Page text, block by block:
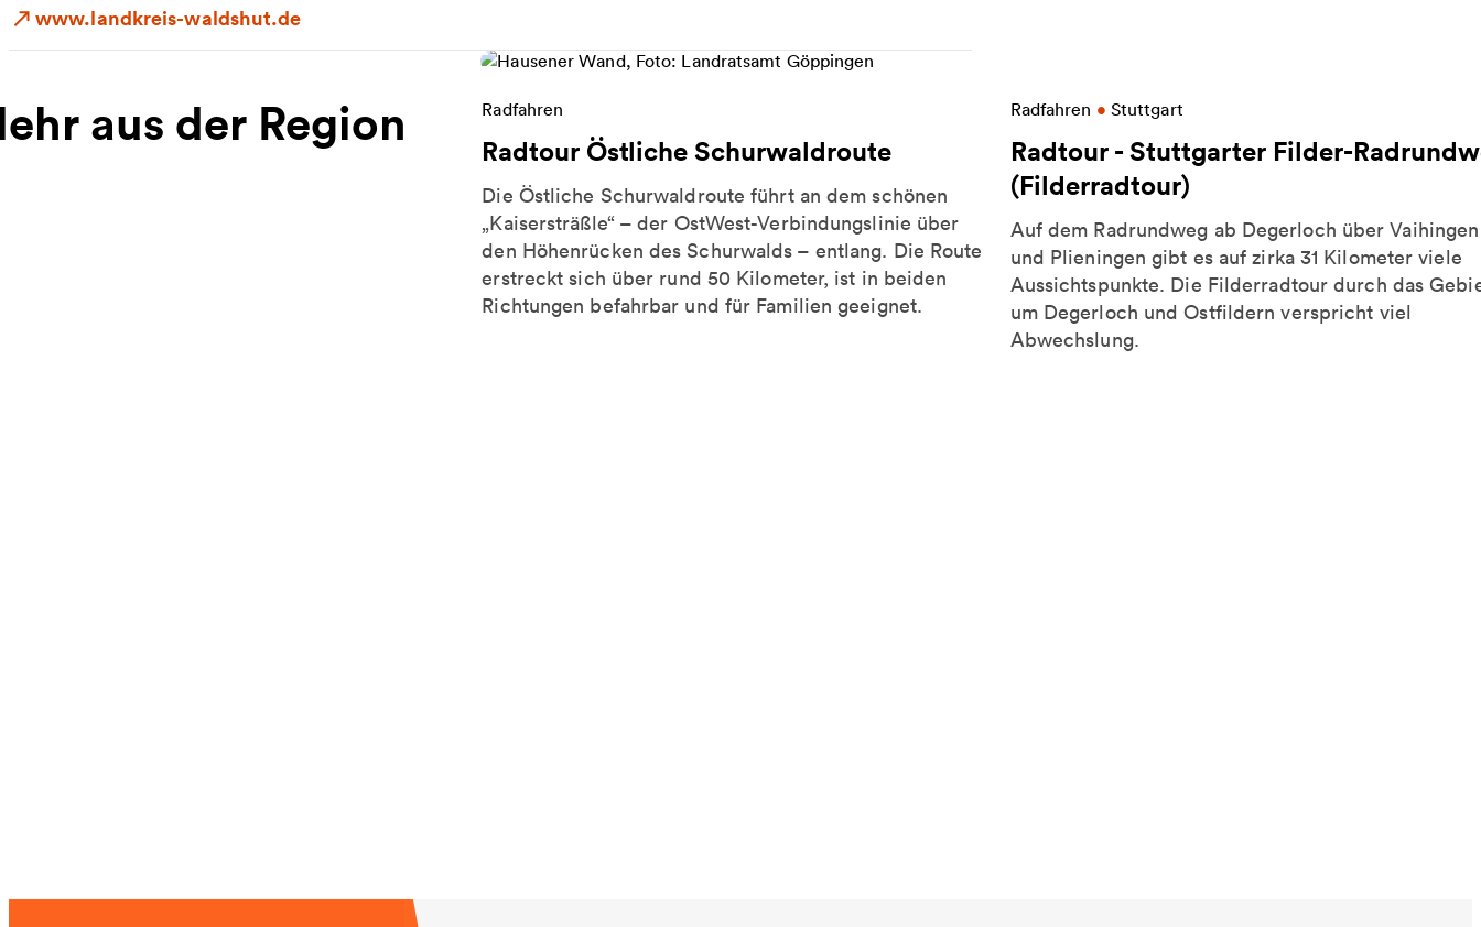
www.landkreis-waldshut.de
aus der Region Radfahren
Radtour Östliche Schurwaldroute
Die Östliche Schurwaldroute führt an dem schönen
„Kaisersträßle“ – der OstWest-Verbindungslinie über
den Höhenrücken des Schurwalds – entlang. Die Route
erstreckt sich über rund 50 Kilometer, ist in beiden
Richtungen befahrbar und für Familien geeignet.
Weitere Informationen zu Radtour Östliche SchurwaldrouteRadfahren • Stuttgart
Radtour - Stuttgarter Filder-
(Filderradtour)
Auf dem Radrundweg ab Degerloch über Vaihingen
und Plieningen gibt es auf zirka 31 Kilometer viele
Aussichtspunkte. Die Filderradtour durch das
um Degerloch und Ostfildern verspricht viel
Abwechslung.
Weitere Informationen zu Radtour - Stuttgarter